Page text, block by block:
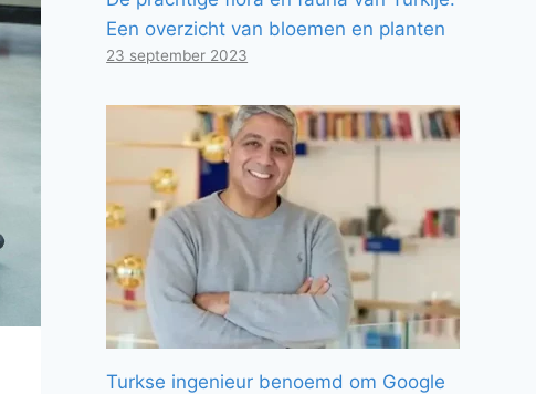
Een overzicht van bloemen en planten
23 september 2023
Turkse ingenieur benoemd om Google